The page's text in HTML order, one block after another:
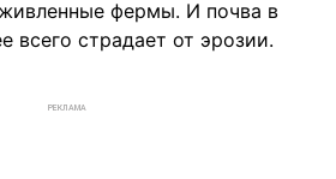
фермы. И почва в
всего страдает от эрозии.
РЕКЛАМА